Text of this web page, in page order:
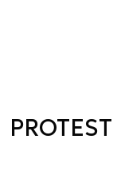
PROTEST